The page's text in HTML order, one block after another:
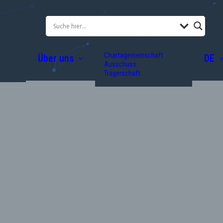
Über uns
Chartagemeinschaft
Ausschuss
Trägerschaft
DE